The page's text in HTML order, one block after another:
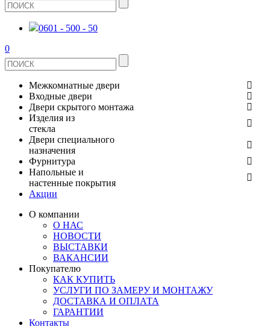
0601 - 500 - 50
0
Межкомнатные двери
ШПОНИРОВАНЫЕ
ЭКОШПОН
ЭМАЛЬ
ИЗ МАССИВА СОСНЫ
ИЗ МАССИВА ОЛЬХИ
РАСПРОДАЖА ОСТАТКОВ
ВСЕ ДВЕРИ
Входные двери
МЕТАЛЛИЧЕСКИЕ ДВЕРИ
В КВАРТИРУ
ДЛЯ ДОМА
Двери скрытого монтажа
СТЕКЛЯННЫЕ
ЗЕРКАЛЬНЫЕ
КЕРАМОГРАНИТ
ПОД ОБОИ И ПОКРАСКУ
Изделия из
стекла
ДВЕРИ
ДУШЕВЫЕ КАБИНЫ И ПЕРЕГОРОДКИ
РАЗДВИЖНЫЕ ПЕРЕГОРОДКИ
Двери специального
назначения
ПРОТИВОПОЖАРНЫЕ
Фурнитура
ДВЕРНЫЕ РУЧКИ
КОМПЛЕКТУЮЩИЕ
ОГРАНИЧИТЕЛИ
ПЕТЛИ
РАЗДВИЖНАЯ СИСТЕМА
Напольные и
настенные покрытия
СТЕНОВЫЕ ПАНЕЛИ
Акции
О компании
О НАС
НОВОСТИ
ВЫСТАВКИ
ВАКАНСИИ
Покупателю
КАК КУПИТЬ
УСЛУГИ ПО ЗАМЕРУ И МОНТАЖУ
ДОСТАВКА И ОПЛАТА
ГАРАНТИИ
Контакты